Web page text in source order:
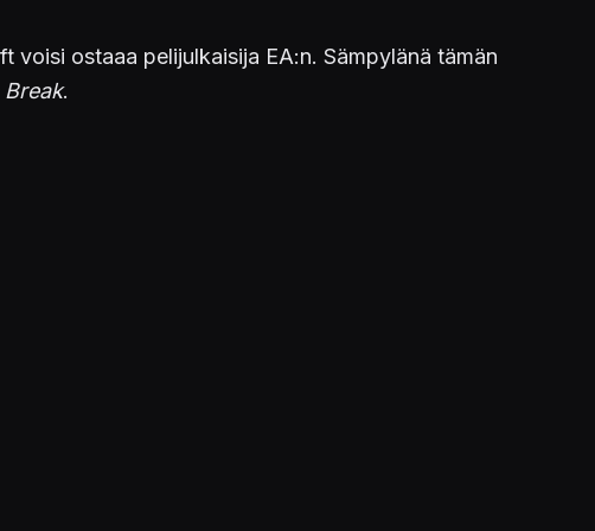
ostaaa pelijulkaisija EA:n. Sämpylänä tämän
.